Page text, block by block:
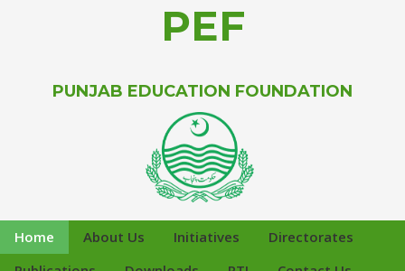
PEF
PUNJAB EDUCATION FOUNDATION
Home About Us Initiatives
Directorates